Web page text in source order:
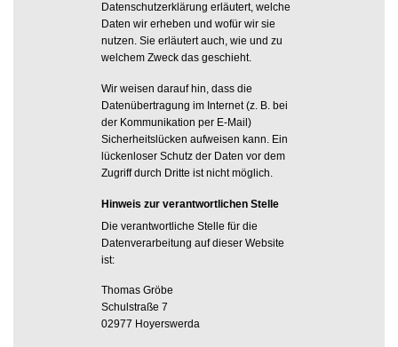
Datenschutzerklärung erläutert, welche
Daten wir erheben und wofür wir sie
nutzen. Sie erläutert auch, wie und zu
welchem Zweck das geschieht.
Wir weisen darauf hin, dass die
Datenübertragung im Internet (z. B. bei
der Kommunikation per E-Mail)
Sicherheitslücken aufweisen kann. Ein
lückenloser Schutz der Daten vor dem
Zugriff durch Dritte ist nicht möglich.
Hinweis zur verantwortlichen Stelle
Die verantwortliche Stelle für die
Datenverarbeitung auf dieser Website
ist:
Thomas Gröbe
Schulstraße 7
02977 Hoyerswerda